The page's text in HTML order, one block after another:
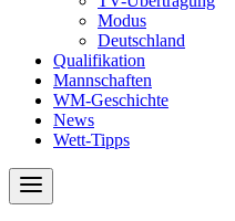
Modus
Deutschland
Qualifikation
Mannschaften
WM-Geschichte
News
Wett-Tipps